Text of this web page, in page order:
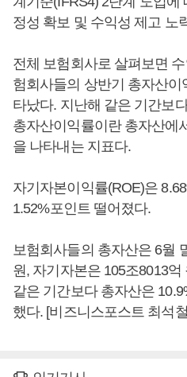
정성 확보 및 수익성 제고 노
전체 보험회사로 살펴보면
험회사들의 상반기 총자산이
타났다. 지난해 같은 기간보
총자산이익률이란 총자산에
을 나타내는 지표다.
자기자본이익률(ROE)은
1.52%포인트 떨어졌다.
보험회사들의 총자산은 6월
원, 자기자본은 105조8013
같은 기간보다 총자산은
했다. [비즈니스포스트 최석